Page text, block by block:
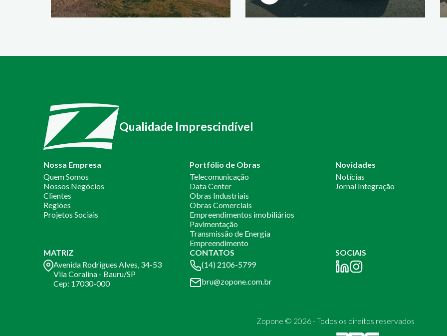
Qualidade Imprescindível
Nossa Empresa
Quem Somos
Nossos Negócios
Clientes
Regiões
Projetos Sociais
Portfólio de Obras
Telecomunicação
Data Center
Obras Industriais
Obras Comerciais
Empreendimentos imobiliários
Pavimentação
Transmissão de Energia
Empreendimento
Novidades
Notícias
Jornal Integração
MATRIZ
Avenida Rodrigues Alves, 34-53
Vila Coralina - Bauru/SP
Cep: 17030-000
CONTATOS
(14) 2106-5799
bru@zopone.com.br
SOCIAIS
Zopone © 2026 - Todos os direitos reservados